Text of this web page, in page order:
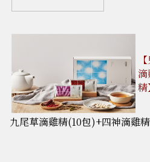
【
滴
精
九尾草滴雞精(10包)+四神滴雞